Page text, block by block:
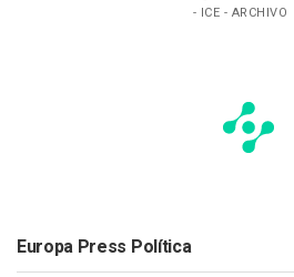
- ICE - ARCHIVO
Europa Press Política